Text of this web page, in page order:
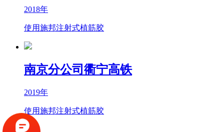
2018年
使用施邦注射式植筋胶
南京分公司衢宁高铁
2019年
使用施邦注射式植筋胶